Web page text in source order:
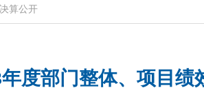
算公开
度部门整体、项目绩